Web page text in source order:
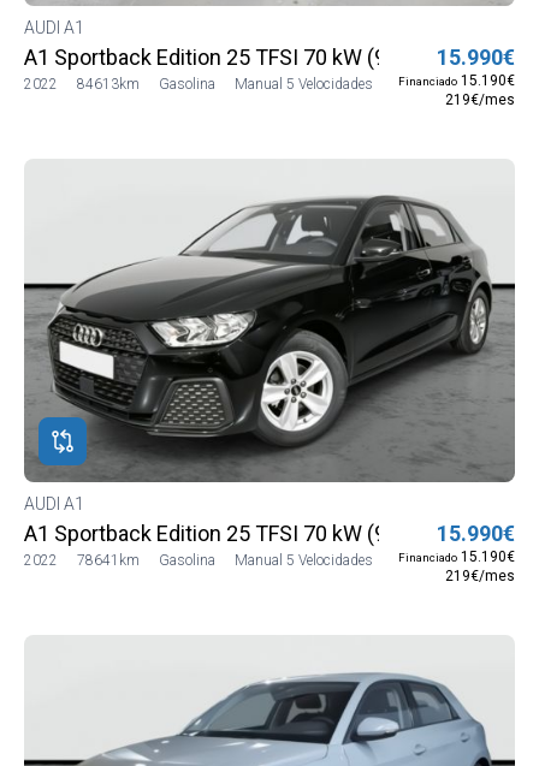
AUDI A1
A1 Sportback Edition 25 TFSI 70 kW (95 CV)
2022 84613km Gasolina Manual 5 Velocidades
15.990€
Financiado 15.190€
219€/mes
AUDI A1
A1 Sportback Edition 25 TFSI 70 kW (95 CV)
2022 78641km Gasolina Manual 5 Velocidades
15.990€
Financiado 15.190€
219€/mes